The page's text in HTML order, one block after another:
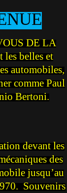
DE LA
les belles et
automobiles,
comme Paul
Bertoni.
devant les
des
jusqu’au
Souvenirs